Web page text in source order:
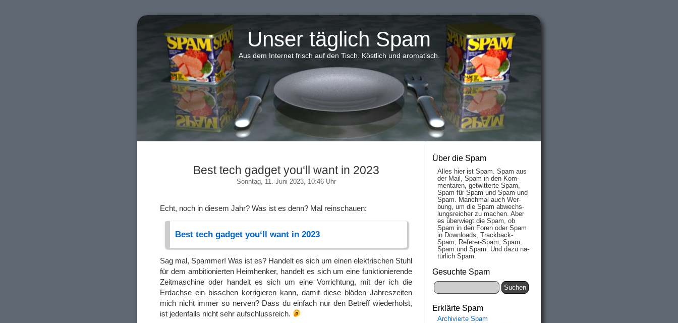
Unser täglich Spam
Aus dem Internet frisch auf den Tisch. Köstlich und aromatisch.
Best tech gadget you‘ll want in 2023
Sonntag, 11. Juni 2023, 10:46 Uhr
Echt, noch in diesem Jahr? Was ist es denn? Mal reinschauen:
Best tech gadget you‘ll want in 2023
Sag mal, Spammer! Was ist es? Handelt es sich um einen elektrischen Stuhl
für dem ambitionierten Heimhenker, handelt es sich um eine funktionierende
Zeitmaschine oder handelt es sich um eine Vorrichtung, mit der ich die
Erdachse ein bisschen korrigieren kann, damit diese blöden Jahreszeiten
mich nicht immer so nerven? Dass du einfach nur den Betreff wiederholst,
ist jedenfalls nicht sehr aufschlussreich.
Über die Spam
Alles hier ist Spam. Spam aus
der Mail, Spam in den Kom­
men­taren, ge­twit­ter­te Spam,
Spam für Spam und Spam und
Spam. Manch­mal auch Wer­
bung, um die Spam ab­wechs­
lungs­reich­er zu mach­en. Aber
es über­wiegt die Spam, ob
Spam in den Fo­ren oder Spam
in Down­loads, Track­back-
Spam, Re­fe­rer-Spam, Spam,
Spam und Spam. Und da­zu na­
tür­lich Spam.
Gesuchte Spam
Erklärte Spam
Archivierte Spam